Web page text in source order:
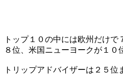
トップ１０の中には欧州だけ
８位、米国ニューヨークが１０
トリップアドバイザーは２５